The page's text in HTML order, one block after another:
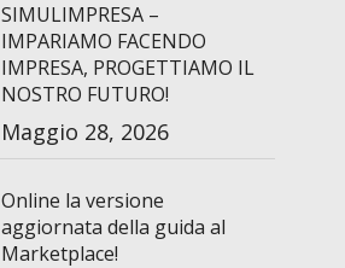
SIMULIMPRESA –
IMPARIAMO FACENDO
IMPRESA, PROGETTIAMO IL
NOSTRO FUTURO!
Maggio 28, 2026
Online la versione
aggiornata della guida al
Marketplace!